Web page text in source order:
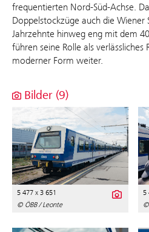
frequentierten Nord-Süd-Achse.
Doppelstockzüge auch die Wiener
Jahrzehnte hinweg eng mit dem
führen seine Rolle als
moderner Form weiter.
Bilder (9)
5 477 x 3 651
© ÖBB / Leonte
5
©